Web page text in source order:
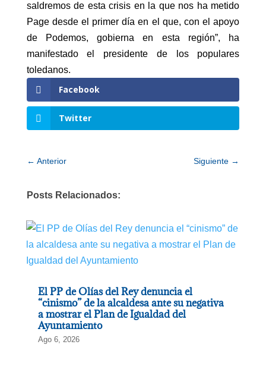
saldremos de esta crisis en la que nos ha metido
Page desde el primer día en el que, con el apoyo
de Podemos, gobierna en esta región”, ha
manifestado el presidente de los populares
toledanos.
Facebook
Twitter
← Anterior Siguiente →
Posts Relacionados:
El PP de Olías del Rey denuncia el
“cinismo” de la alcaldesa ante su negativa
a mostrar el Plan de Igualdad del
Ayuntamiento
Ago 6, 2026